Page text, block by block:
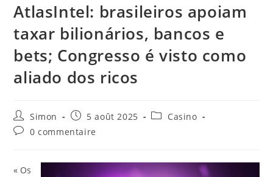
AtlasIntel: brasileiros apoiam
taxar bilionários, bancos e
bets; Congresso é visto como
aliado dos ricos
Simon 5 août 2025
Casino
0 commentaire
« Os